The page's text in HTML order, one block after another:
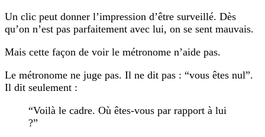
Un clic peut donner l’impression d’être surveillé. Dès
qu’on n’est pas parfaitement avec lui, on se sent mauvais.
Mais cette façon de voir le métronome n’aide pas.
Le métronome ne juge pas. Il ne dit pas : “vous êtes nul”.
Il dit seulement :
“Voilà le cadre. Où êtes-vous par rapport à lui
?”